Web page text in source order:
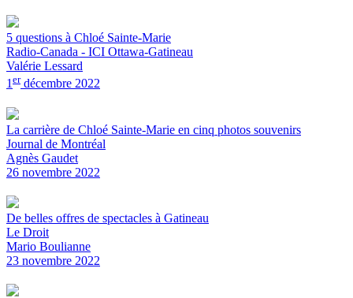
5 questions à Chloé Sainte-Marie
Radio-Canada - ICI Ottawa-Gatineau
Valérie Lessard
1erdécembre 2022
La carrière de Chloé Sainte-Marie en cinq photos souvenirs
Journal de Montréal
Agnès Gaudet
26 novembre 2022
De belles offres de spectacles à Gatineau
Le Droit
Mario Boulianne
23 novembre 2022